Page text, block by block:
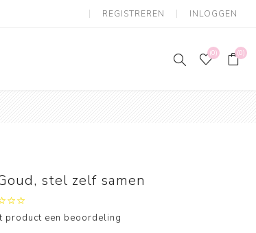
REGISTREREN INLOGGEN
(0) (0)
stel zelf samen
product een beoordeling